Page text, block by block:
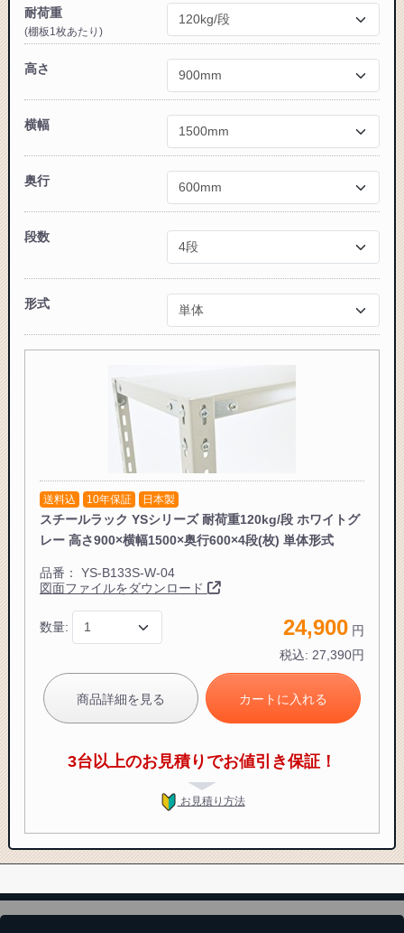
耐荷重
(棚板1枚あたり)
高さ
横幅
奥行
段数
形式
送料込 10年保証 日本製
スチールラック YSシリーズ 耐荷重120kg/段 ホワイトグ
レー 高さ900×横幅1500×奥行600×4段(枚) 単体形式
品番： YS-B133S-W-04
図面ファイルをダウンロード
数量: 24,900 円
税込: 27,390円
商品詳細を見る カートに入れる
3台以上のお見積りでお値引き保証！
お見積り方法
カートに追加しました。
スチールラック3台以上の場合、見積書にてお値引き保証い
1台でも大量導入でも無料お見積・ご注文を受け付けており
ます(安心保証付き)
カートへ進む
無料お見積する